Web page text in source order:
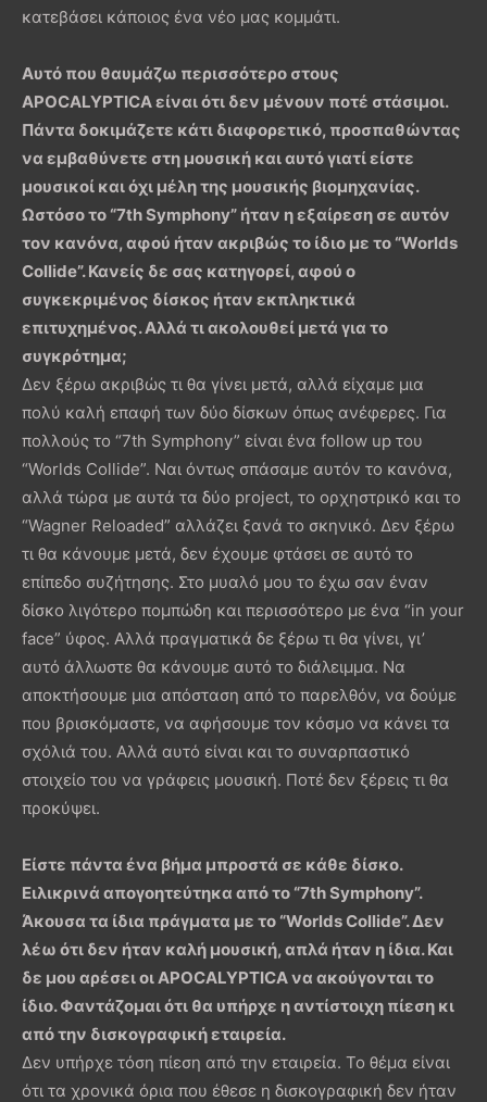
κατεβάσει κάποιος ένα νέο μας κομμάτι.
Αυτό που θαυμάζω περισσότερο στους
APOCALYPTICA είναι ότι δεν μένουν ποτέ στάσιμοι.
Πάντα δοκιμάζετε κάτι διαφορετικό, προσπαθώντας
να εμβαθύνετε στη μουσική και αυτό γιατί είστε
μουσικοί και όχι μέλη της μουσικής βιομηχανίας.
Ωστόσο το “7th Symphony” ήταν η εξαίρεση σε αυτόν
τον κανόνα, αφού ήταν ακριβώς το ίδιο με το “Worlds
Collide”. Κανείς δε σας κατηγορεί, αφού ο
συγκεκριμένος δίσκος ήταν εκπληκτικά
επιτυχημένος. Αλλά τι ακολουθεί μετά για το
συγκρότημα;
Δεν ξέρω ακριβώς τι θα γίνει μετά, αλλά είχαμε μια
πολύ καλή επαφή των δύο δίσκων όπως ανέφερες. Για
πολλούς το “7th Symphony” είναι ένα follow up του
“Worlds Collide”. Ναι όντως σπάσαμε αυτόν το κανόνα,
αλλά τώρα με αυτά τα δύο project, το ορχηστρικό και το
“Wagner Reloaded” αλλάζει ξανά το σκηνικό. Δεν ξέρω
τι θα κάνουμε μετά, δεν έχουμε φτάσει σε αυτό το
επίπεδο συζήτησης. Στο μυαλό μου το έχω σαν έναν
δίσκο λιγότερο πομπώδη και περισσότερο με ένα “in your
face” ύφος. Αλλά πραγματικά δε ξέρω τι θα γίνει, γι’
αυτό άλλωστε θα κάνουμε αυτό το διάλειμμα. Να
αποκτήσουμε μια απόσταση από το παρελθόν, να δούμε
που βρισκόμαστε, να αφήσουμε τον κόσμο να κάνει τα
σχόλιά του. Αλλά αυτό είναι και το συναρπαστικό
στοιχείο του να γράφεις μουσική. Ποτέ δεν ξέρεις τι θα
προκύψει.
Είστε πάντα ένα βήμα μπροστά σε κάθε δίσκο.
Ειλικρινά απογοητεύτηκα από το “7th Symphony”.
Άκουσα τα ίδια πράγματα με το “Worlds Collide”. Δεν
λέω ότι δεν ήταν καλή μουσική, απλά ήταν η ίδια. Και
δε μου αρέσει οι APOCALYPTICA να ακούγονται το
ίδιο. Φαντάζομαι ότι θα υπήρχε η αντίστοιχη πίεση κι
από την δισκογραφική εταιρεία.
Δεν υπήρχε τόση πίεση από την εταιρεία. Το θέμα είναι
ότι τα χρονικά όρια που έθεσε η δισκογραφική δεν ήταν